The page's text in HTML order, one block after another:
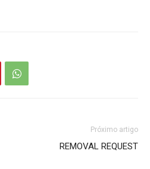
Próximo artigo
REMOVAL REQUEST